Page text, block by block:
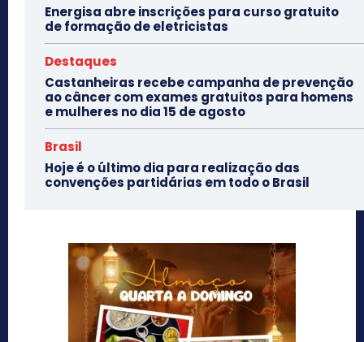
Energisa abre inscrições para curso gratuito
de formação de eletricistas
Destaques
Castanheiras recebe campanha de prevenção
ao câncer com exames gratuitos para homens
e mulheres no dia 15 de agosto
Brasil
Hoje é o último dia para realização das
convenções partidárias em todo o Brasil